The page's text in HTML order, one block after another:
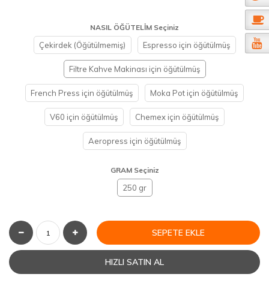
NASIL ÖĞÜTELİM Seçiniz
Çekirdek (Öğütülmemiş) Espresso için öğütülmüş
Filtre Kahve Makinası için öğütülmüş
French Press için öğütülmüş Moka Pot için öğütülmüş
V60 için öğütülmüş Chemex için öğütülmüş
Aeropress için öğütülmüş
GRAM Seçiniz
250 gr
SEPETE EKLE
HIZLI SATIN AL